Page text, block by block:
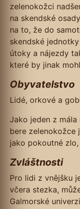
zelenokožci
na skendské
na to, že do
skendské
útoky a nájezdy
které by jinak
Obyvatelstvo
Lidé, orkové a
Jako jeden z
bere zelenokožce
jako pokoutné
Zvláštnosti
Pro lidi z vnějšku
včera stezka,
Galmorské